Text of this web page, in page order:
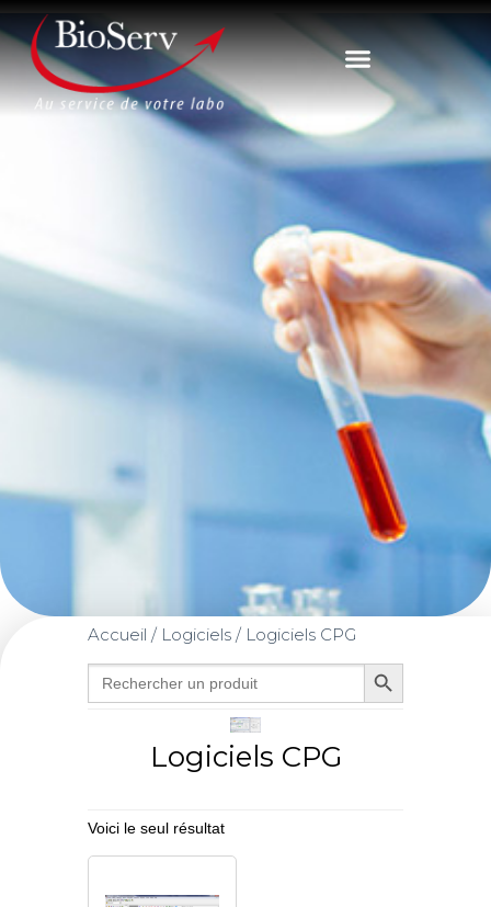
Accueil / Logiciels / Logiciels CPG
Search
for:
Search Button
Logiciels CPG
Voici le seul résultat